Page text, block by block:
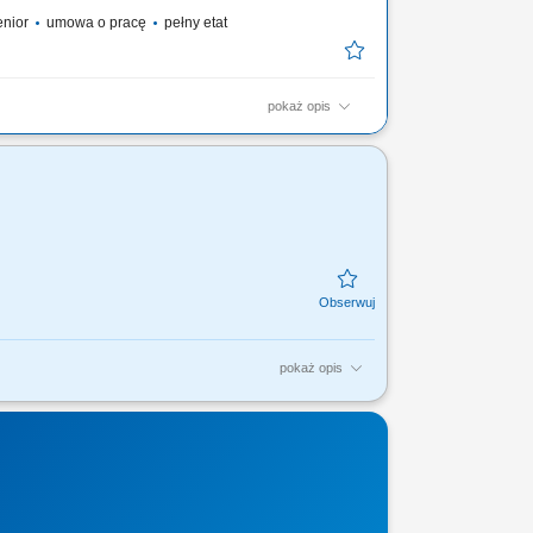
umowa o pracę pełny etat
pokaż opis
obsługa klienta i obowiązki salonowe, 30%
T-Mobile z wykorzystaniem dostępnych kanałów
pokaż opis
obsługa Klientów T-Mobile;